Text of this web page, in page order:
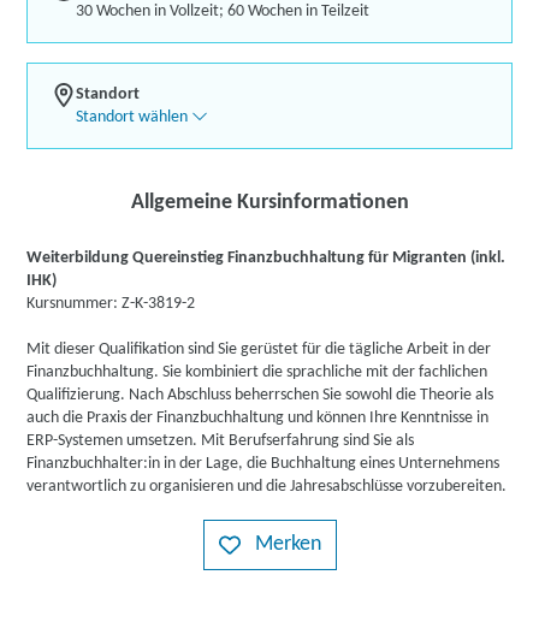
30 Wochen in Vollzeit; 60 Wochen in Teilzeit
Standort
Standort wählen
Allgemeine Kursinformationen
Weiterbildung Quereinstieg Finanzbuchhaltung für Migranten (inkl.
IHK)
Kursnummer: Z-K-3819-2
Mit dieser Qualifikation sind Sie gerüstet für die tägliche Arbeit in der
Finanzbuchhaltung. Sie kombiniert die sprachliche mit der fachlichen
Qualifizierung. Nach Abschluss beherrschen Sie sowohl die Theorie als
auch die Praxis der Finanzbuchhaltung und können Ihre Kenntnisse in
ERP-Systemen umsetzen. Mit Berufserfahrung sind Sie als
Finanzbuchhalter:in in der Lage, die Buchhaltung eines Unternehmens
verantwortlich zu organisieren und die Jahresabschlüsse vorzubereiten.
Merken